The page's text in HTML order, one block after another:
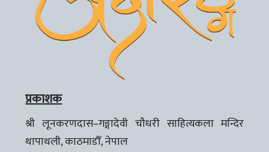
प्रकाशक
श्री लूनकरणदास–गङ्गादेवी चौधरी साहित्यकला मन्दिर
थापाथली, काठमाडौँ, नेपाल